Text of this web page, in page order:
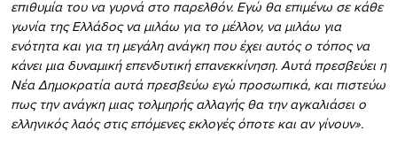
επιθυμία του να γυρνά στο παρελθόν. Εγώ θα επιμένω σε κάθε
γωνία της Ελλάδος να μιλάω για το μέλλον, να μιλάω για
ενότητα και για τη μεγάλη ανάγκη που έχει αυτός ο τόπος να
κάνει μια δυναμική επενδυτική επανεκκίνηση. Αυτά πρεσβεύει η
Νέα Δημοκρατία αυτά πρεσβεύω εγώ προσωπικά, και πιστεύω
πως την ανάγκη μιας τολμηρής αλλαγής θα την αγκαλιάσει ο
ελληνικός λαός στις επόμενες εκλογές όποτε και αν γίνουν».